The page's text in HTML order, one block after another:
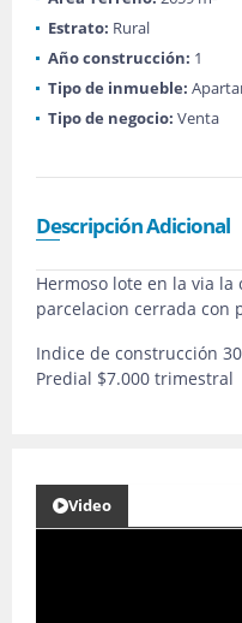
Estrato: Rural
Año construcción: 1
Tipo de inmueble:
Tipo de negocio: Venta
Descripción Adicional
Hermoso lote en la via
parcelacion cerrada con
Indice de construcción
Predial $7.000 trimestral
Video